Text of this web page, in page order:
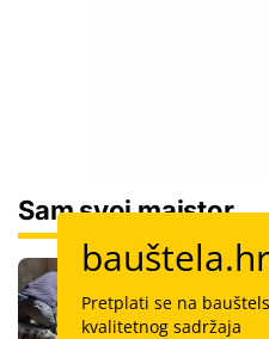
Sam svoj majstor
Koliko košta
opcije,
najisplativija
bauštela.hr
Pretplati se na
kvalitetnog sadržaja